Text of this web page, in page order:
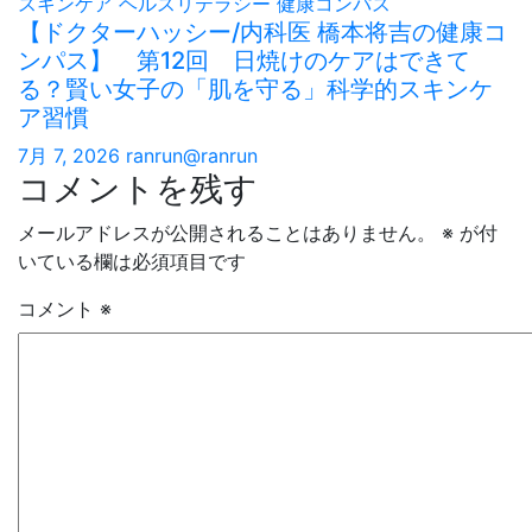
【ドクターハッシー/内科医 橋本将吉の健康コ
ンパス】 第12回 日焼けのケアはできて
る？賢い女子の「肌を守る」科学的スキンケ
ア習慣
7月 7, 2026 ranrun@ranrun
コメントを残す
メールアドレスが公開されることはありません。 ※ が付
いている欄は必須項目です
コメント ※